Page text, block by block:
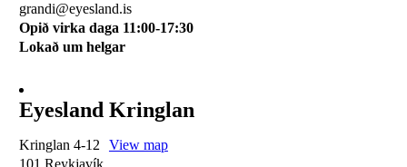
grandi@eyesland.is
Opið virka daga 11:00-17:30
Lokað um helgar
Eyesland Kringlan
Kringlan 4-12
View map